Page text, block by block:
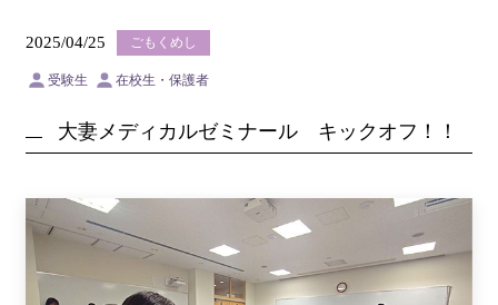
2025/04/25 ごもくめし
受験生 在校生・保護者
大妻メディカルゼミナール キックオフ！！